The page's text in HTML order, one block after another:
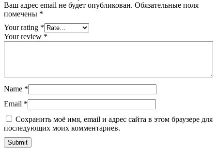
Ваш адрес email не будет опубликован. Обязательные поля
помечены *
Your rating *
Your review *
Name *
Email *
Сохранить моё имя, email и адрес сайта в этом браузере для
последующих моих комментариев.